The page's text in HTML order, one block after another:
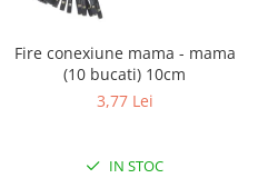
Fire conexiune mama - mama
(10 bucati) 10cm
3,77 Lei
IN STOC